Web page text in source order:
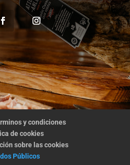
y condiciones
de cookies
sobre las cookies
Públicos